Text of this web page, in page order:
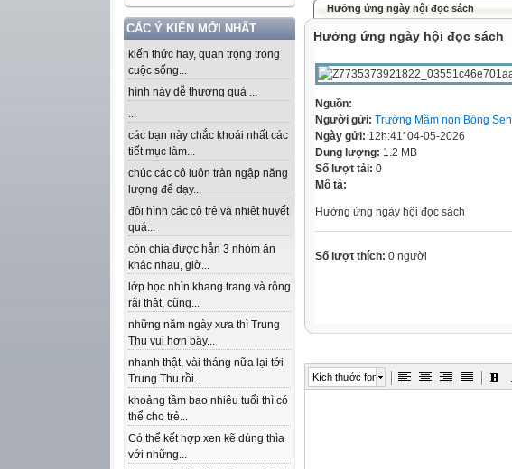
CÁC Ý KIẾN MỚI NHẤT
kiến thức hay, quan trọng trong
cuộc sống...
hình này dễ thương quá ...
...
các bạn này chắc khoái nhất các
tiết mục làm...
chúc các cô luôn tràn ngập năng
lượng để dạy...
đội hình các cô trẻ và nhiệt huyết
quá...
còn chia được hẳn 3 nhóm ăn
khác nhau, giờ...
lớp học nhìn khang trang và rộng
rãi thật, cũng...
những năm ngày xưa thì Trung
Thu vui hơn bây...
nhanh thật, vài tháng nữa lại tới
Trung Thu rồi...
khoảng tầm bao nhiêu tuổi thì có
thể cho trẻ...
Có thể kết hợp xen kẽ dùng thìa
với những...
Hưởng ứng ngày hội đọc sách
Hưởng ứng ngày hội đọc sách
Nguồn:
Người gửi: Trường Mầm non Bông Sen
Ngày gửi: 12h:41' 04-05-2026
Dung lượng: 1.2 MB
Số lượt tải: 0
Mô tả:
Hưởng ứng ngày hội đọc sách
Số lượt thích: 0 người
Kích thước font